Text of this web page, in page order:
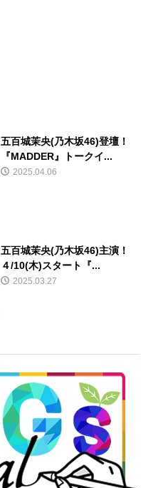
五百城茉央(乃木坂46)登壇！
『MADDER』トークイ...
2025.04.06
五百城茉央(乃木坂46)主演！
４/10(木)スタート『...
2025.03.27